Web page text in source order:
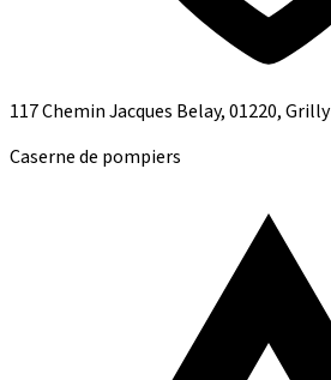
117 Chemin Jacques Belay, 01220, Grilly
Caserne de pompiers